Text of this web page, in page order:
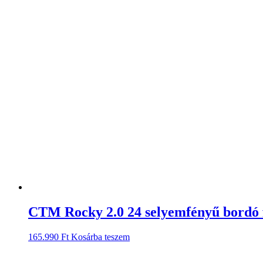
CTM Rocky 2.0 24 selyemfényű bordó
165.990 Ft Kosárba teszem